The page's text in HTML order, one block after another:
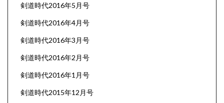
剣道時代2016年5月号
剣道時代2016年4月号
剣道時代2016年3月号
剣道時代2016年2月号
剣道時代2016年1月号
剣道時代2015年12月号